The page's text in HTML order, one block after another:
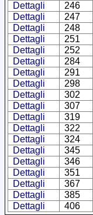
Dettagli
246
Dettagli
247
Dettagli
248
Dettagli
251
Dettagli
252
Dettagli
284
Dettagli
291
Dettagli
298
Dettagli
302
Dettagli
307
Dettagli
319
Dettagli
322
Dettagli
324
Dettagli
345
Dettagli
346
Dettagli
351
Dettagli
367
Dettagli
385
Dettagli
406